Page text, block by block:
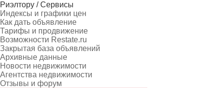
Риэлтору / Сервисы
Индексы и графики цен
Как дать объявление
Тарифы и продвижение
Возможности Restate.ru
Закрытая база объявлений
Архивные данные
Новости недвижимости
Агентства недвижимости
Отзывы и форум